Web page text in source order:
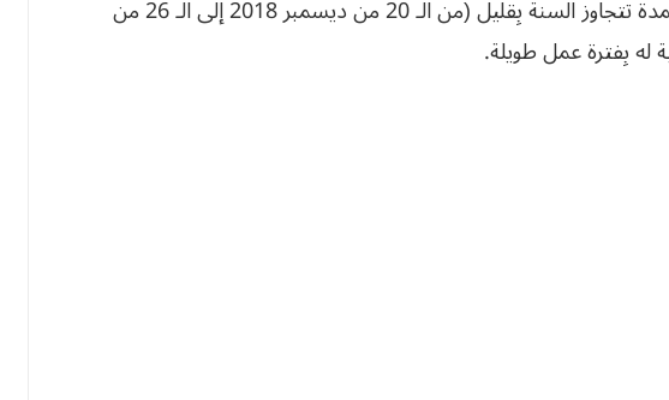
وكان إشرافه على شباب بلوزداد لِمدة تتجاوز السنة بِقليل (من الـ 20 من ديسمبر 2018 إلى الـ 26 من